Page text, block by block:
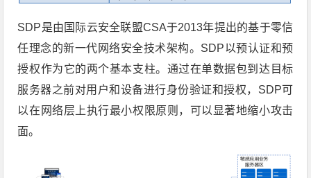
SDP是由国际云安全联盟CSA于2013年提出的基于零信
任理念的新一代网络安全技术架构。SDP以预认证和预
授权作为它的两个基本支柱。通过在单数据包到达目标
服务器之前对用户和设备进行身份验证和授权，SDP可
以在网络层上执行最小权限原则，可以显著地缩小攻击
面。